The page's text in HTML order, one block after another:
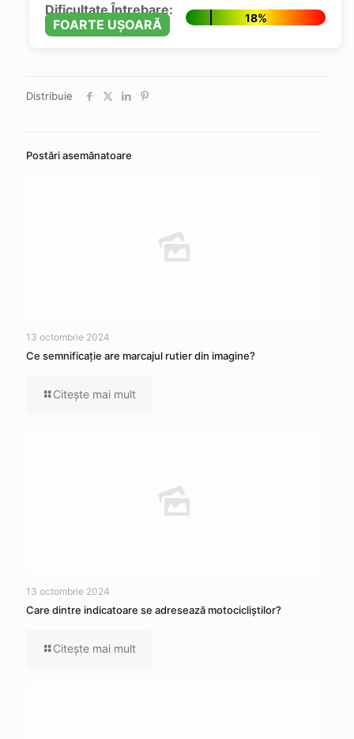
Dificultate Întrebare:
FOARTE UȘOARĂ
18%
Distribuie
Postări asemănatoare
13 octombrie 2024
Ce semnificaţie are marcajul rutier din imagine?
Citeşte mai mult
13 octombrie 2024
Care dintre indicatoare se adresează motocicliştilor?
Citeşte mai mult